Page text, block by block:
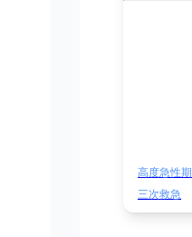
高度急性期
三次救急